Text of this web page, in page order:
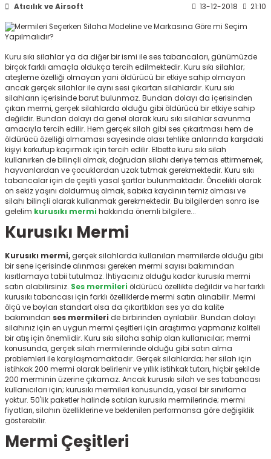
Mermisi
Atıcılık ve Airsoft 13-12-2018 21:10
Kuru sıkı silahlar ya da diğer bir ismi ile ses tabancaları, günümüzde
birçok farklı amaçla oldukça tercih edilmektedir. Kuru sıkı silahlar;
ateşleme özelliği olmayan yani öldürücü bir etkiye sahip olmayan
ancak gerçek silahlar ile aynı sesi çıkartan silahlardır. Kuru sıkı
silahların içerisinde barut bulunmaz. Bundan dolayı da içerisinden
çıkan mermi, gerçek silahlarda olduğu gibi öldürücü bir etkiye sahip
değildir. Bundan dolayı da genel olarak kuru sıkı silahlar savunma
amacıyla tercih edilir. Hem gerçek silah gibi ses çıkartması hem de
öldürücü özelliği olmaması sayesinde olası tehlike anlarında karşıdaki
kişiyi korkutup kaçırmak için tercih edilir. Elbette kuru sıkı silah
kullanırken de bilinçli olmak, doğrudan silahı deriye temas ettirmemek,
hayvanlardan ve çocuklardan uzak tutmak gerekmektedir. Kuru sıkı
tabancalar için de çeşitli yasal şartlar bulunmaktadır. Öncelikli olarak
on sekiz yaşını doldurmuş olmak, sabıka kaydının temiz olması ve
silahı bilinçli olarak kullanmak gerekmektedir. Bu bilgilerden sonra ise
gelelim kurusıkı mermi hakkında önemli bilgilere...
Kurusıkı Mermi
Kurusıkı mermi,gerçek silahlarda kullanılan mermilerde olduğu gibi
bir sene içerisinde alınması gereken mermi sayısı bakımından
kısıtlamaya tabii tutulmaz. İhtiyacınız olduğu kadar kurusıkı mermi
satın alabilirsiniz. Ses mermileri öldürücü özellikte değildir ve her farklı
kurusıkı tabancası için farklı özelliklerde mermi satın alınabilir. Mermi
ölçü ve boyları standart olsa da çıkarttıkları ses ya da kalite
bakımından ses mermileri de birbirinden ayrılabilir. Bundan dolayı
silahınız için en uygun mermi çeşitleri için araştırma yapmanız kaliteli
bir atış için önemlidir. Kuru sıkı silaha sahip olan kullanıcılar; mermi
konusunda, gerçek silah mermilerinde olduğu gibi satın alma
problemleri ile karşılaşmamaktadır. Gerçek silahlarda; her silah için
istihkak 200 mermi olarak belirlenir ve yıllık istihkak tutarı, hiçbir şekilde
200 merminin üzerine çıkamaz. Ancak kurusıkı silah ve ses tabancası
kullanıcıları için; kurusıkı mermileri konusunda, yasal bir sınırlama
yoktur. 50'lik paketler halinde satılan kurusıkı mermilerinde; mermi
fiyatları, silahın özelliklerine ve beklenilen performansa göre değişiklik
gösterebilir.
Mermi Çeşitleri